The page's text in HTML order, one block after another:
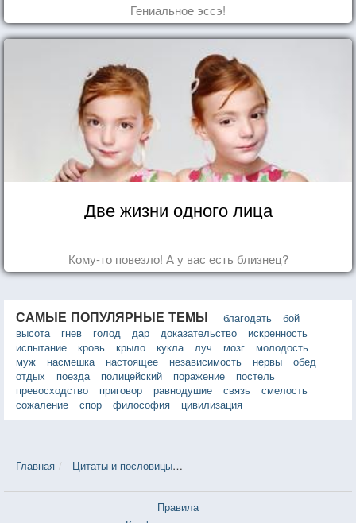
Гениальное эссэ!
Две жизни одного лица
Кому-то повезло! А у вас есть близнец?
САМЫЕ ПОПУЛЯРНЫЕ ТЕМЫ благодать
бой
высота
гнев голод дар доказательство
искренность
испытание
кровь крыло кукла луч мозг
молодость
муж
насмешка настоящее независимость нервы
обед
отдых
поезда полицейский поражение
постель
превосходство
приговор равнодушие связь
смелость
сожаление
спор философия цивилизация
Главная Цитаты и пословицы
Правила